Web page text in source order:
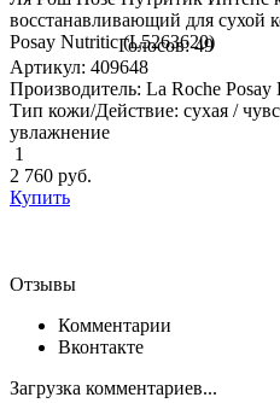
восстанавливающий для сухой
Posay Nutritic (L5263620)
Голосов: 49
Артикул: 409648
Производитель: La Roche Posay
Тип кожи/Действие: сухая /
увлажнение
1
2 760 руб.
Купить
Отзывы
Комментарии
Вконтакте
Загрузка комментариев...